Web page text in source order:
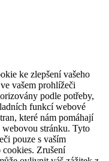
ke zlepšení vašeho
vašem prohlížeči
podle potřeby,
funkcí webové
které nám pomáhají
stránku. Tyto
pouze s vaším
cookies. Zrušení